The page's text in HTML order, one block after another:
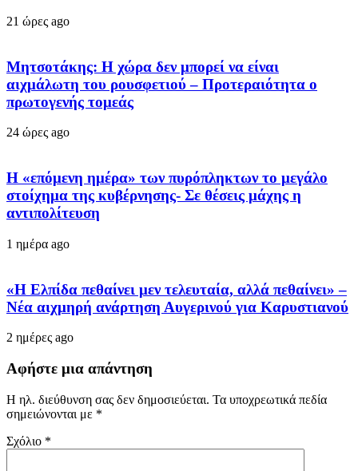
21 ώρες ago
Μητσοτάκης: Η χώρα δεν μπορεί να είναι
αιχμάλωτη του ρουσφετιού – Προτεραιότητα ο
πρωτογενής τομεάς
24 ώρες ago
Η «επόμενη ημέρα» των πυρόπληκτων το μεγάλο
στοίχημα της κυβέρνησης- Σε θέσεις μάχης η
αντιπολίτευση
1 ημέρα ago
«Η Ελπίδα πεθαίνει μεν τελευταία, αλλά πεθαίνει» –
Νέα αιχμηρή ανάρτηση Αυγερινού για Καρυστιανού
2 ημέρες ago
Αφήστε μια απάντηση
Η ηλ. διεύθυνση σας δεν δημοσιεύεται. Τα υποχρεωτικά πεδία
σημειώνονται με *
Σχόλιο *